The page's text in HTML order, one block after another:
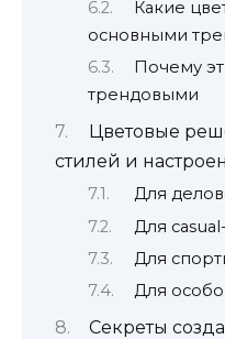
Какие
основными
Почему
трендовыми
Цветовые
стилей и
Для
Для
Для
Для
Секреты